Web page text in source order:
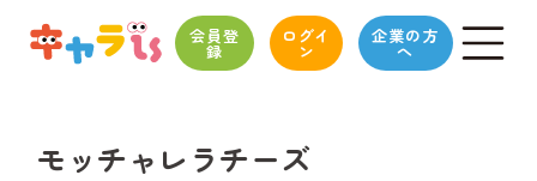
会員登
録
ログイ
ン
企業の方
へ
モッチャレラチーズ